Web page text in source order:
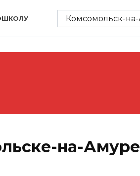
на-Амуре